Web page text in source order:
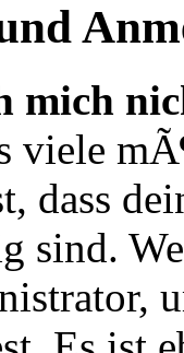
mich
viele
dass
sind.